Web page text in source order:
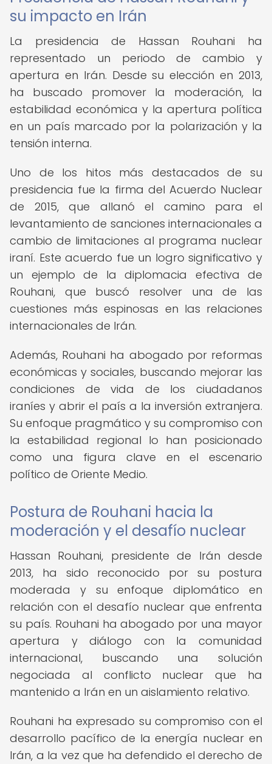
su impacto en Irán
La presidencia de Hassan Rouhani ha
representado un periodo de cambio y
apertura en Irán. Desde su elección en 2013,
ha buscado promover la moderación, la
estabilidad económica y la apertura política
en un país marcado por la polarización y la
tensión interna.
Uno de los hitos más destacados de su
presidencia fue la firma del Acuerdo Nuclear
de 2015, que allanó el camino para el
levantamiento de sanciones internacionales a
cambio de limitaciones al programa nuclear
iraní. Este acuerdo fue un logro significativo y
un ejemplo de la diplomacia efectiva de
Rouhani, que buscó resolver una de las
cuestiones más espinosas en las relaciones
internacionales de Irán.
Además, Rouhani ha abogado por reformas
económicas y sociales, buscando mejorar las
condiciones de vida de los ciudadanos
iraníes y abrir el país a la inversión extranjera.
Su enfoque pragmático y su compromiso con
la estabilidad regional lo han posicionado
como una figura clave en el escenario
político de Oriente Medio.
Postura de Rouhani hacia la
moderación y el desafío nuclear
Hassan Rouhani, presidente de Irán desde
2013, ha sido reconocido por su postura
moderada y su enfoque diplomático en
relación con el desafío nuclear que enfrenta
su país. Rouhani ha abogado por una mayor
apertura y diálogo con la comunidad
internacional, buscando una solución
negociada al conflicto nuclear que ha
mantenido a Irán en un aislamiento relativo.
Rouhani ha expresado su compromiso con el
desarrollo pacífico de la energía nuclear en
Irán, a la vez que ha defendido el derecho de